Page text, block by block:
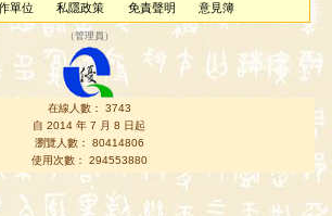
單位 私隱政策 免責聲明 意見簿
（管理員 ）
在線人數： 3743
自 2014 年 7 月 8 日起
瀏覽人數： 80414806
使用次數： 294553880